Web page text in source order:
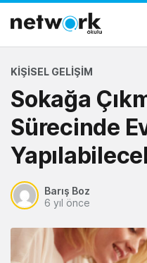
KIŞISEL GELIŞIM
Sokağa
Sürecinde
Barış Boz
6 yıl önce